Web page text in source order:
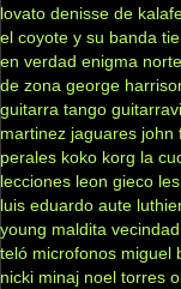
lovato denisse de
el coyote y su banda
en verdad enigma
de zona george
guitarra tango
martinez jaguares john
perales koko korg la
lecciones leon gieco
luis eduardo aute
young maldita vecindad
teló microfonos miguel
nicki minaj noel torres